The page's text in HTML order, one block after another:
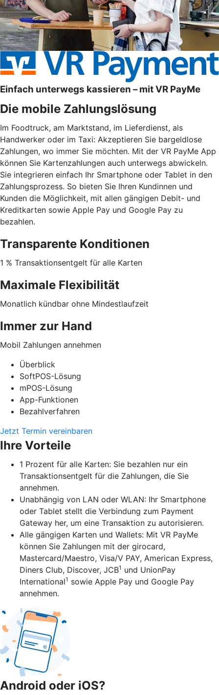
Einfach unterwegs kassieren – mit VR PayMe
Die mobile Zahlungslösung
Im Foodtruck, am Marktstand, im Lieferdienst, als
Handwerker oder im Taxi: Akzeptieren Sie bargeldlose
Zahlungen, wo immer Sie möchten. Mit der VR PayMe App
können Sie Kartenzahlungen auch unterwegs abwickeln.
Sie integrieren einfach Ihr Smartphone oder Tablet in den
Zahlungsprozess. So bieten Sie Ihren Kundinnen und
Kunden die Möglichkeit, mit allen gängigen Debit- und
Kreditkarten sowie Apple Pay und Google Pay zu
bezahlen.
Transparente Konditionen
1 % Transaktionsentgelt für alle Karten
Maximale Flexibilität
Monatlich kündbar ohne Mindestlaufzeit
Immer zur Hand
Mobil Zahlungen annehmen
Überblick
SoftPOS-Lösung
mPOS-Lösung
App-Funktionen
Bezahlverfahren
Jetzt Termin vereinbaren
Ihre Vorteile
1 Prozent für alle Karten: Sie bezahlen nur ein
Transaktionsentgelt für die Zahlungen, die Sie
annehmen.
Unabhängig von LAN oder WLAN: Ihr Smartphone
oder Tablet stellt die Verbindung zum Payment
Gateway her, um eine Transaktion zu autorisieren.
Alle gängigen Karten und Wallets: Mit VR PayMe
können Sie Zahlungen mit der girocard,
Mastercard/Maestro, Visa/V PAY, American Express,
Diners Club, Discover, JCB1 und UnionPay
International1 sowie Apple Pay und Google Pay
annehmen.
Android oder iOS?